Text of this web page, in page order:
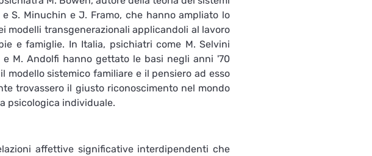
S. Minuchin e J. Framo, che hanno ampliato lo
modelli transgenerazionali applicandoli al lavoro
e famiglie. In Italia, psichiatri come M. Selvini
e M. Andolfi hanno gettato le basi negli anni '70
modello sistemico familiare e il pensiero ad esso
trovassero il giusto riconoscimento nel mondo
psicologica individuale.
affettive significative interdipendenti che